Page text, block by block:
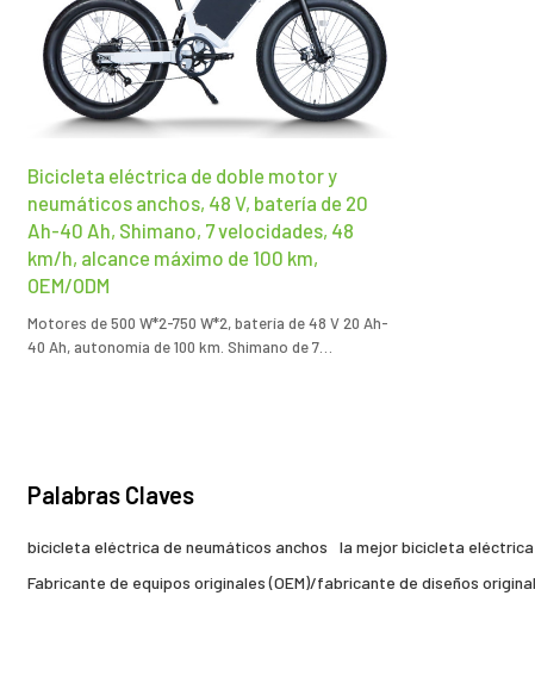
Bicicleta eléctrica de doble motor y
neumáticos anchos, 48 V, batería de 20
Ah-40 Ah, Shimano, 7 velocidades, 48
km/h, alcance máximo de 100 km,
OEM/ODM
Motores de 500 W*2-750 W*2, batería de 48 V 20 Ah-
40 Ah, autonomía de 100 km. Shimano de 7
Palabras Claves
bicicleta eléctrica de neumáticos anchos la mejor bicicleta
Fabricante de equipos originales (OEM)/fabricante de diseños